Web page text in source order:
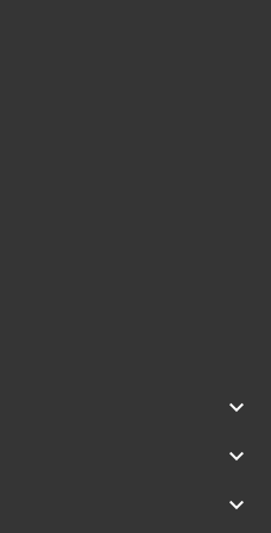


